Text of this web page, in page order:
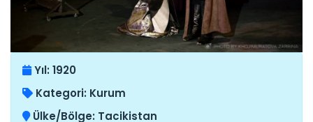
Yıl: 1920
Kategori: Kurum
Ülke/Bölge: Tacikistan